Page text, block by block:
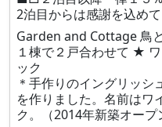
2泊目からは感謝を込めて
Garden and Cottage 鳥
１棟で２戸合わせて ★
ック
＊手作りのイングリッ
を作りました。名前はワ
ク。（2014年新築オープ